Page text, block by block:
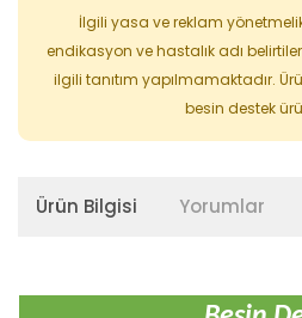
İlgili yasa ve reklam
endikasyon ve hastalık adı
ilgili tanıtım yapılmamaktadır.
besin destek
Ürün Bilgisi Yorumlar